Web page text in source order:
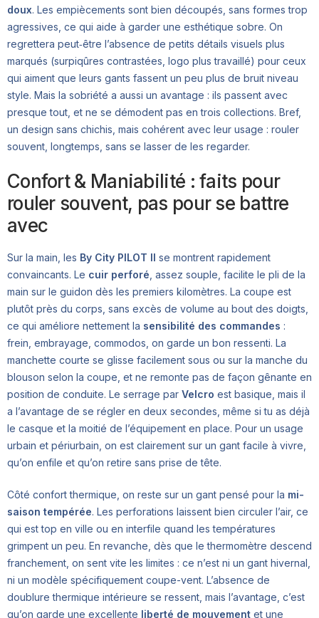
doux. Les empiècements sont bien découpés, sans formes trop
agressives, ce qui aide à garder une esthétique sobre. On
regrettera peut‑être l’absence de petits détails visuels plus
marqués (surpiqûres contrastées, logo plus travaillé) pour ceux
qui aiment que leurs gants fassent un peu plus de bruit niveau
style. Mais la sobriété a aussi un avantage : ils passent avec
presque tout, et ne se démodent pas en trois collections. Bref,
un design sans chichis, mais cohérent avec leur usage : rouler
souvent, longtemps, sans se lasser de les regarder.
Confort & Maniabilité : faits pour
rouler souvent, pas pour se battre
avec
Sur la main, les By City PILOT II se montrent rapidement
convaincants. Le cuir perforé , assez souple, facilite le pli de la
main sur le guidon dès les premiers kilomètres. La coupe est
plutôt près du corps, sans excès de volume au bout des doigts,
ce qui améliore nettement la sensibilité des commandes :
frein, embrayage, commodos, on garde un bon ressenti. La
manchette courte se glisse facilement sous ou sur la manche du
blouson selon la coupe, et ne remonte pas de façon gênante en
position de conduite. Le serrage par Velcro est basique, mais il
a l’avantage de se régler en deux secondes, même si tu as déjà
le casque et la moitié de l’équipement en place. Pour un usage
urbain et périurbain, on est clairement sur un gant facile à vivre,
qu’on enfile et qu’on retire sans prise de tête.
Côté confort thermique, on reste sur un gant pensé pour la mi-
saison tempérée. Les perforations laissent bien circuler l’air, ce
qui est top en ville ou en interfile quand les températures
grimpent un peu. En revanche, dès que le thermomètre descend
franchement, on sent vite les limites : ce n’est ni un gant hivernal,
ni un modèle spécifiquement coupe-vent. L’absence de
doublure thermique intérieure se ressent, mais l’avantage, c’est
qu’on garde une excellente liberté de mouvement et une